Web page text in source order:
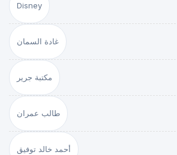
Disney
غادة السمان
مكتبة جرير
طالب عمران
أحمد خالد توفيق